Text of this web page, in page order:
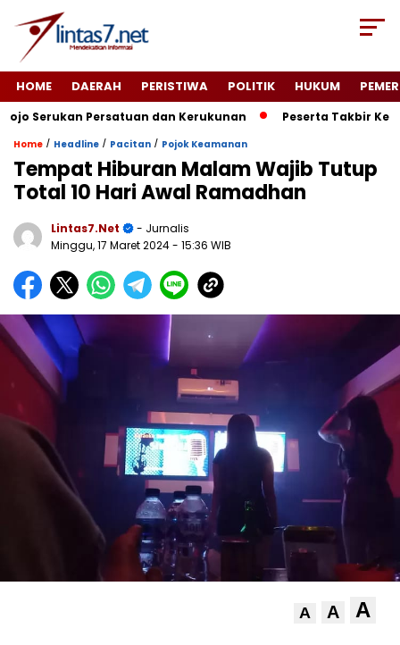
HOME DAERAH PERISTIWA POLITIK HUKUM
Serukan Persatuan dan Kerukunan Peserta Takbir
Home / Headline / Pacitan / Pojok Keamanan
Tempat Hiburan Malam Wajib Tutup
Total 10 Hari Awal Ramadhan
Lintas7.net
- Jurnalis
Minggu, 17 Maret 2024- 15:36 WIB
A A A